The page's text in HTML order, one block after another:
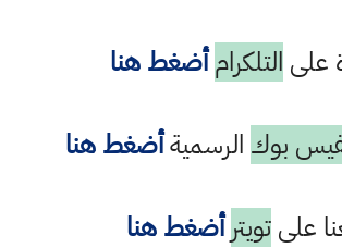
على التلكرام أضغط هنا
بوك الرسميةأضغط هنا
علىتويتر أضغط هنا